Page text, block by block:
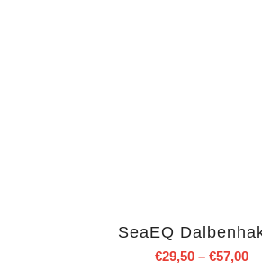
SeaEQ
€29,50– €57,00